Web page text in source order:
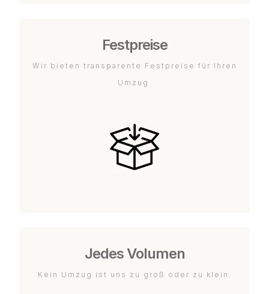
Festpreise
Wir bieten transparente Festpreise für Ihren
Umzug.
Jedes Volumen
Kein Umzug ist uns zu groß oder zu klein.